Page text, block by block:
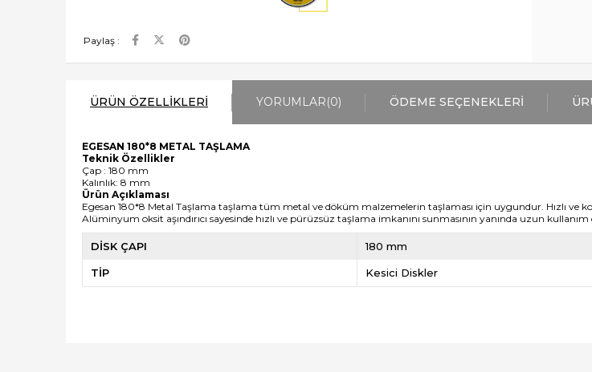
Paylaş :
ÜRÜN ÖZELLIKLERI YORUMLAR(0) ÖDEME SEÇENEKLERI
EGESAN 180*8 METAL TAŞLAMA
Teknik Özellikler
Çap : 180 mm
Kalınlık: 8 mm
Ürün Açıklaması
Egesan 180*8 Metal Taşlama taşlama tüm metal ve döküm malzemelerin taşlaması için uygundur. Hızlı ve
Alüminyum oksit aşındırıcı sayesinde hızlı ve pürüzsüz taşlama imkanını sunmasının yanında uzun
DİSK ÇAPI 180 mm
TİP Kesici Diskler